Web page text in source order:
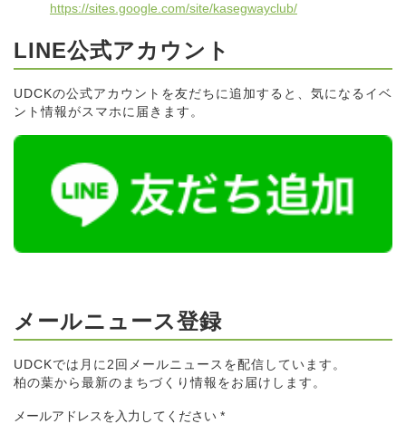
https://sites.google.com/site/kasegwayclub/
LINE公式アカウント
UDCKの公式アカウントを友だちに追加すると、気になるイベ
ント情報がスマホに届きます。
メールニュース登録
UDCKでは月に2回メールニュースを配信しています。
柏の葉から最新のまちづくり情報をお届けします。
メールアドレスを入力してください *